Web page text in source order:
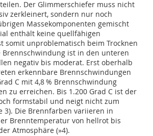
Der Glimmerschiefer muss nicht
zerkleinert, sondern nur noch
Massekomponenten gemischt
enthält keine quellfähigen
somit unproblematisch beim Trocknen
Brennschwindung ist in den unteren
negativ bis moderat. Erst oberhalb
erkennbare Brennschwindungen
C mit 4,8 % Brennschwindung
zu erreichen. Bis 1.200 Grad C ist der
formstabil und neigt nicht zum
3). Die Brennfarben variieren in
Brenntemperatur von hellrot bis
Atmosphäre (»4).